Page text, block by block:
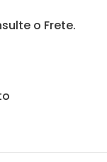
o Frete.